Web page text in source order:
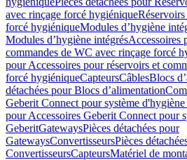
avec rinçage forcé hygiénique
forcé hygiéniqueModules d’hygiène
Modules d’hygiène intégrésAccessoires
commandes de WC avec rinçage forcé
pour Accessoires pour réservoirs et
forcé hygiéniqueCapteursCâblesBlocs
détachées pour Blocs d’alimentation
Geberit Connect pour système
pour Accessoires Geberit Connect pour
GeberitGatewaysPièces détachées pour
GatewaysConvertisseursPièces
ConvertisseursCapteursMatériel de